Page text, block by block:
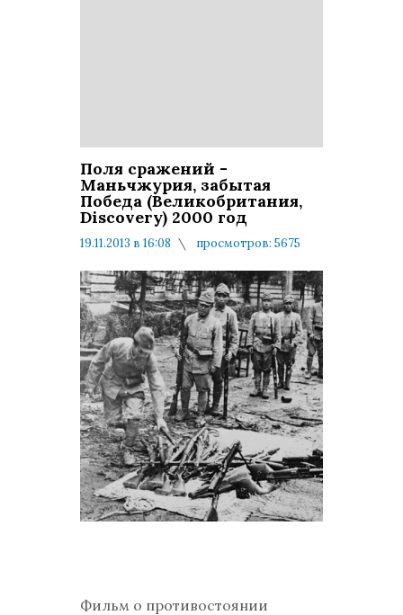
Поля сражений -
Маньчжурия, забытая
Победа (Великобритания,
Discovery) 2000 год
19.11.2013 в 16:08
просмотров: 5675
Фильм o противостоянии